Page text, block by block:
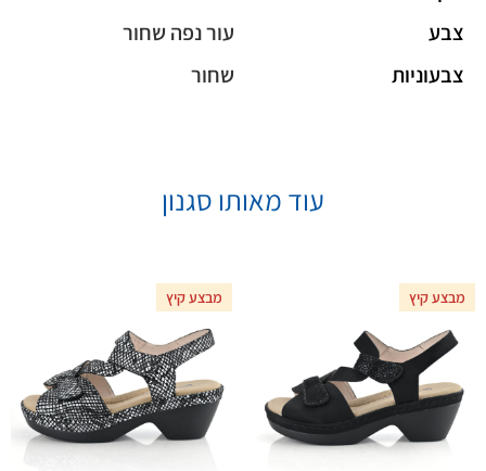
צבע
עור נפה שחור
צבעוניות
שחור
עוד מאותו סגנון
מבצע קיץ מבצע קיץ